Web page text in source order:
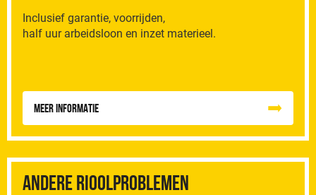
Inclusief garantie, voorrijden,
half uur arbeidsloon en inzet materieel.
Meer informatie
Andere rioolproblemen